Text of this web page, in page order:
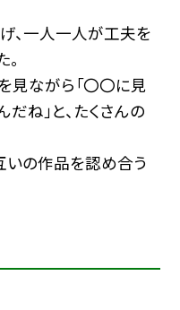
、一人一人が工夫を
見ながら「〇〇に見
ね」と、たくさんの
いの作品を認め合う